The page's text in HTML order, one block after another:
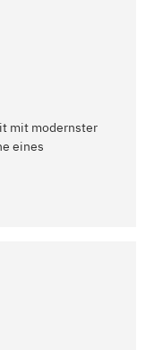
mit modernster
eines